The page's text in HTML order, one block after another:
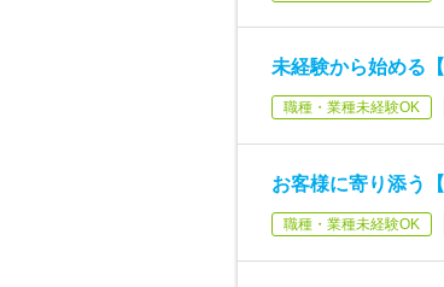
未経験から始める
職種・業種未経験OK
お客様に寄り添う
職種・業種未経験OK